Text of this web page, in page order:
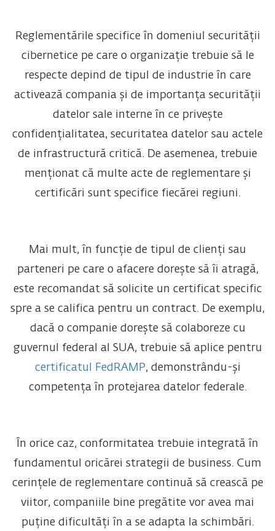
Reglementările specifice în domeniul securității
cibernetice pe care o organizație trebuie să le
respecte depind de tipul de industrie în care
activează compania și de importanța securității
datelor sale interne în ce privește
confidențialitatea, securitatea datelor sau actele
de infrastructură critică. De asemenea, trebuie
menționat că multe acte de reglementare și
certificări sunt specifice fiecărei regiuni.
Mai mult, în funcție de tipul de clienți sau
parteneri pe care o afacere dorește să îi atragă,
este recomandat să solicite un certificat specific
spre a se califica pentru un contract. De exemplu,
dacă o companie dorește să colaboreze cu
guvernul federal al SUA, trebuie să aplice pentru
certificatul FedRAMP, demonstrându-și
competența în protejarea datelor federale.
În orice caz, conformitatea trebuie integrată în
fundamentul oricărei strategii de business. Cum
cerințele de reglementare continuă să crească pe
viitor, companiile bine pregătite vor avea mai
puține dificultăți în a se adapta la schimbări.